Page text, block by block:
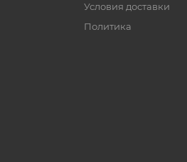
Условия доставки
Политика